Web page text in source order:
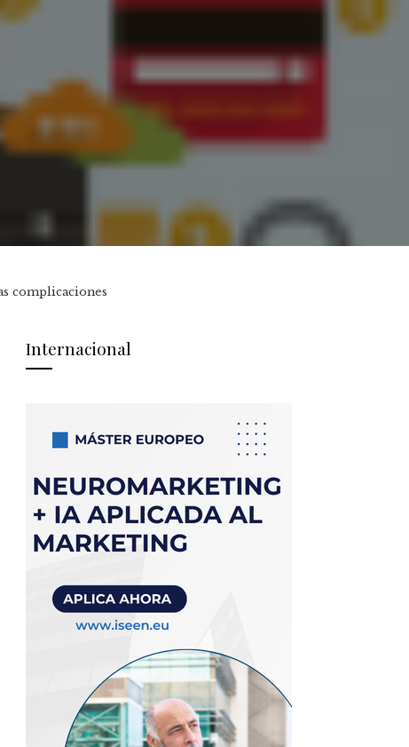
complicaciones
Internacional